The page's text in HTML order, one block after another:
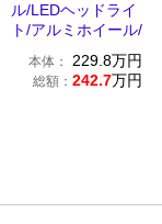
ル/LEDヘッドライ
ト/アルミホイール/
本体： 229.8万円
総額： 242.7万円